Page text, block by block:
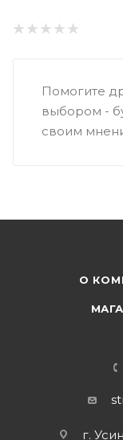
Помогите
выбором -
своим
О
г.